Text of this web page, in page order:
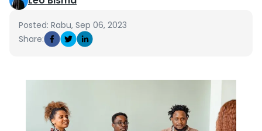
My Cart
Posted: Rabu, Sep 06, 2023
Share: